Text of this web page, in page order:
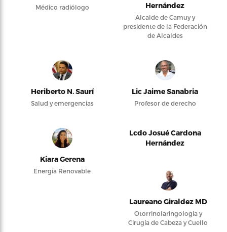
Médico radiólogo
Hernández
Alcalde de Camuy y
presidente de la Federación
de Alcaldes
Heriberto N. Saurí
Salud y emergencias
Lic Jaime Sanabria
Profesor de derecho
Kiara Gerena
Energía Renovable
Lcdo Josué Cardona
Hernández
Laureano Giraldez MD
Otorrinolaringología y
Cirugía de Cabeza y Cuello